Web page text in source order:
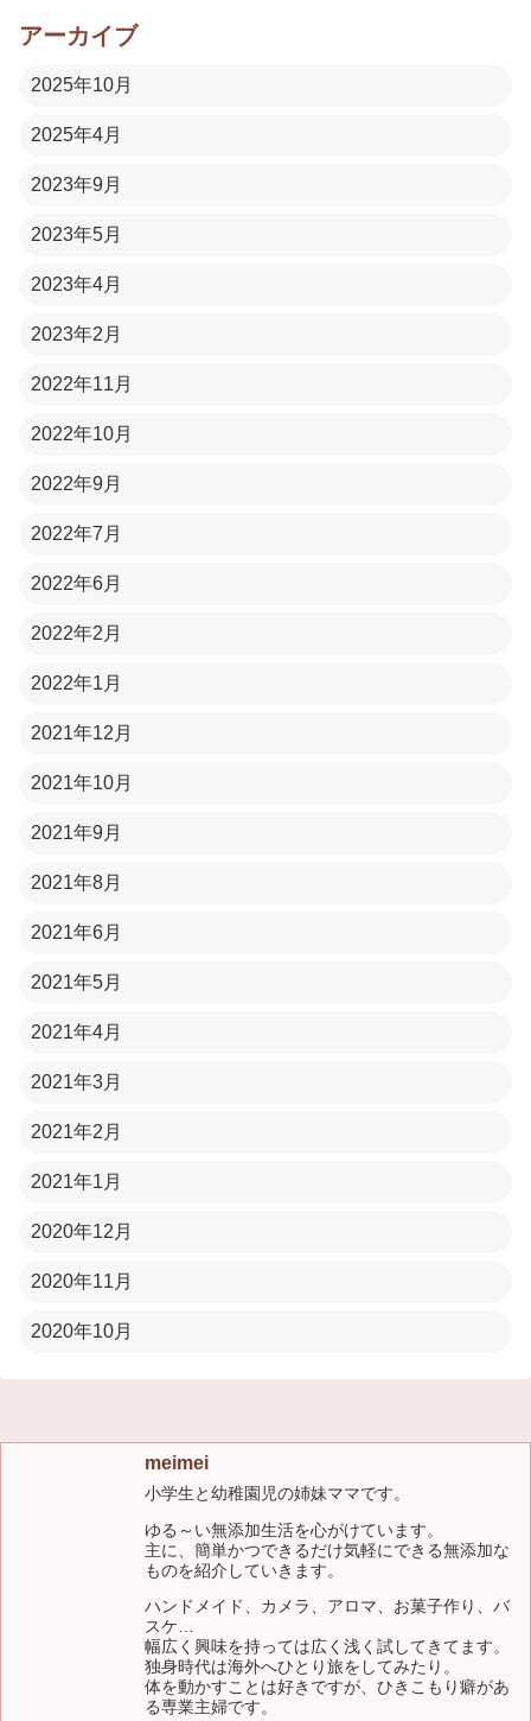
アーカイブ
2025年10月
2025年4月
2023年9月
2023年5月
2023年4月
2023年2月
2022年11月
2022年10月
2022年9月
2022年7月
2022年6月
2022年2月
2022年1月
2021年12月
2021年10月
2021年9月
2021年8月
2021年6月
2021年5月
2021年4月
2021年3月
2021年2月
2021年1月
2020年12月
2020年11月
2020年10月
meimei
小学生と幼稚園児の姉妹ママです。
ゆる～い無添加生活を心がけています。
主に、簡単かつできるだけ気軽にできる無添加な
ものを紹介していきます。
ハンドメイド、カメラ、アロマ、お菓子作り、バ
スケ…
幅広く興味を持っては広く浅く試してきてます。
独身時代は海外へひとり旅をしてみたり。
体を動かすことは好きですが、ひきこもり癖があ
る専業主婦です。